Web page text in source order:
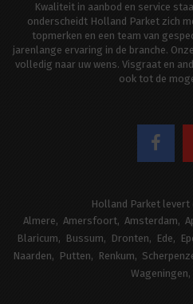
Kwaliteit in aanbod en service
onderscheidt Holland Parket zich
topmerken en een team van
jarenlange ervaring in de branche.
volledig naar uw wens. Visgraat en
ook tot de
Holland Parket levert
Almere
Amersfoort Amsterdam
Blaricum
Bussum Dronten Ede
Naarden
Putten Renkum
Wageningen